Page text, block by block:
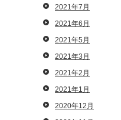
2021年7月
2021年6月
2021年5月
2021年3月
2021年2月
2021年1月
2020年12月